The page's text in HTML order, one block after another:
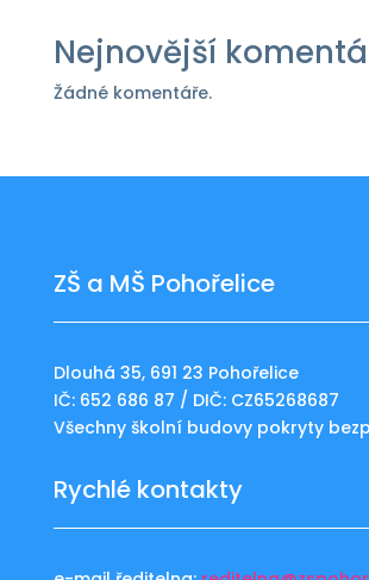
Nejnovější
Žádné komentáře.
ZŠ a MŠ Pohořelice
Dlouhá 35, 691 23 Pohořelice
IČ: 652 686 87 / DIČ: CZ65268687
Všechny školní budovy pokryty
Rychlé kontakty